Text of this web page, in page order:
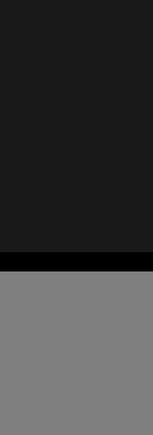
nueva ventana)
nueva ventana)